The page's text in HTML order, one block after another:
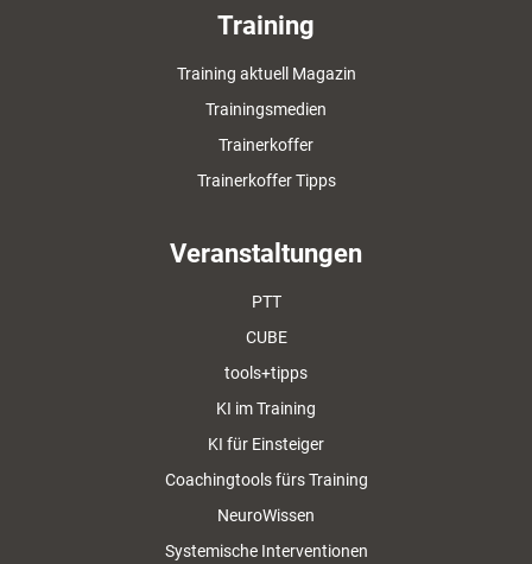
Training
Training aktuell Magazin
Trainingsmedien
Trainerkoffer
Trainerkoffer Tipps
Veranstaltungen
PTT
CUBE
tools+tipps
KI im Training
KI für Einsteiger
Coachingtools fürs Training
NeuroWissen
Systemische Interventionen